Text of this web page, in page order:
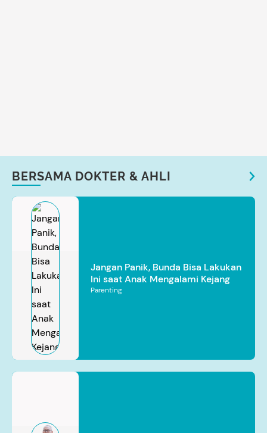
BERSAMA DOKTER & AHLI
Jangan Panik, Bunda Bisa Lakukan
Ini saat Anak Mengalami Kejang
Parenting